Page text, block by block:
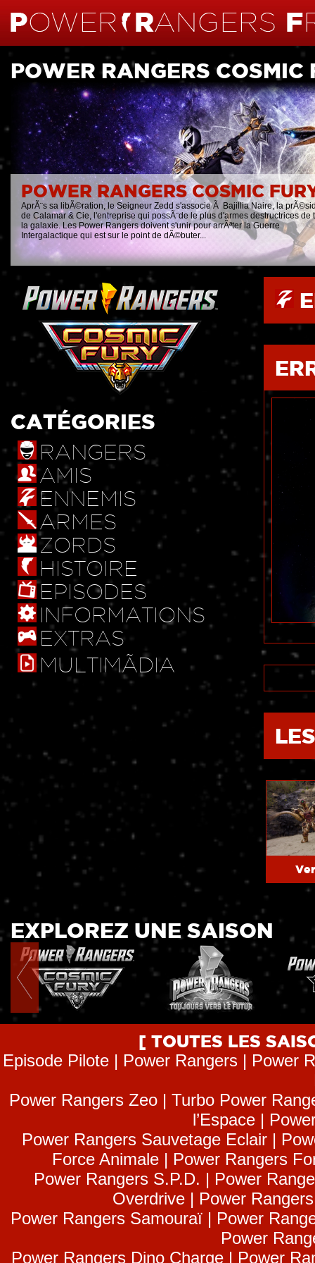
POWER RANGERS COSMIC
POWER RANGERS COSMIC
AprÃ¨s sa libÃ©ration, le Seigneur Zedd s'associe Ã Bajillia Naire, la
de Calamar & Cie, l'entreprise qui possÃ¨de le plus d'armes destructrices de
la galaxie. Les Power Rangers doivent s'unir pour arrÃªter la Guerre
Intergalactique qui est sur le point de dÃ©buter...
CATÉGORIES
RANGERS
AMIS
ENNEMIS
ARMES
ZORDS
HISTOIRE
EPISODES
INFORMATIONS
EXTRAS
MULTIMÃDIA
EXPLOREZ UNE SAISON
[ TOUTES LES
Episode Pilote | Power Rangers | Power
Power Rangers Zeo | Turbo Power
l’Espace |
Power Rangers Sauvetage Eclair |
Force Animale | Power Rangers
Power Rangers S.P.D. | Power
Overdrive | Power
Power Rangers Samouraï | Power
Power
Power Rangers Dino Charge | Power